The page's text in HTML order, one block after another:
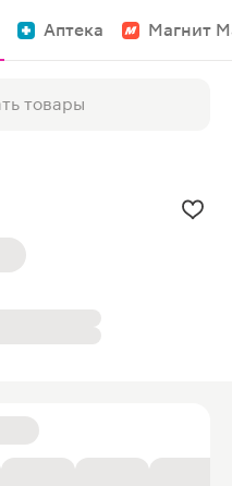
Аптека Магнит